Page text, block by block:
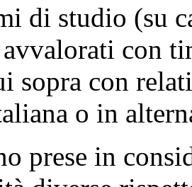
di studio (su
con
sopra con
o in
prese in